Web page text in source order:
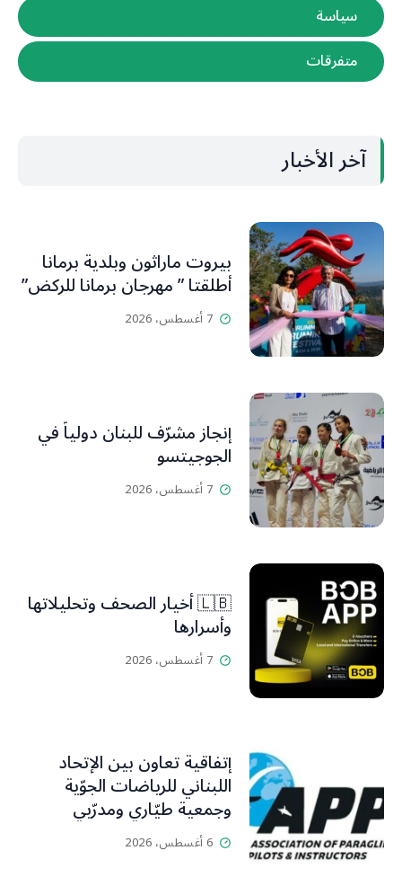
سياسة
متفرقات
آخر الأخبار
بيروت ماراثون وبلدية برمانا
أطلقتا ” مهرجان برمانا للركض”
7 أغسطس، 2026
إنجاز مشرّف للبنان دولياً في
الجوجيتسو
7 أغسطس، 2026
🇱🇧 أخيار الصحف وتحليلاتها
وأسرارها
7 أغسطس، 2026
إتفاقية تعاون بين الإتحاد
اللبناني للرياضات الجوّية
وجمعية طيّاري ومدرّبي
الطيران الشراعي
6 أغسطس، 2026